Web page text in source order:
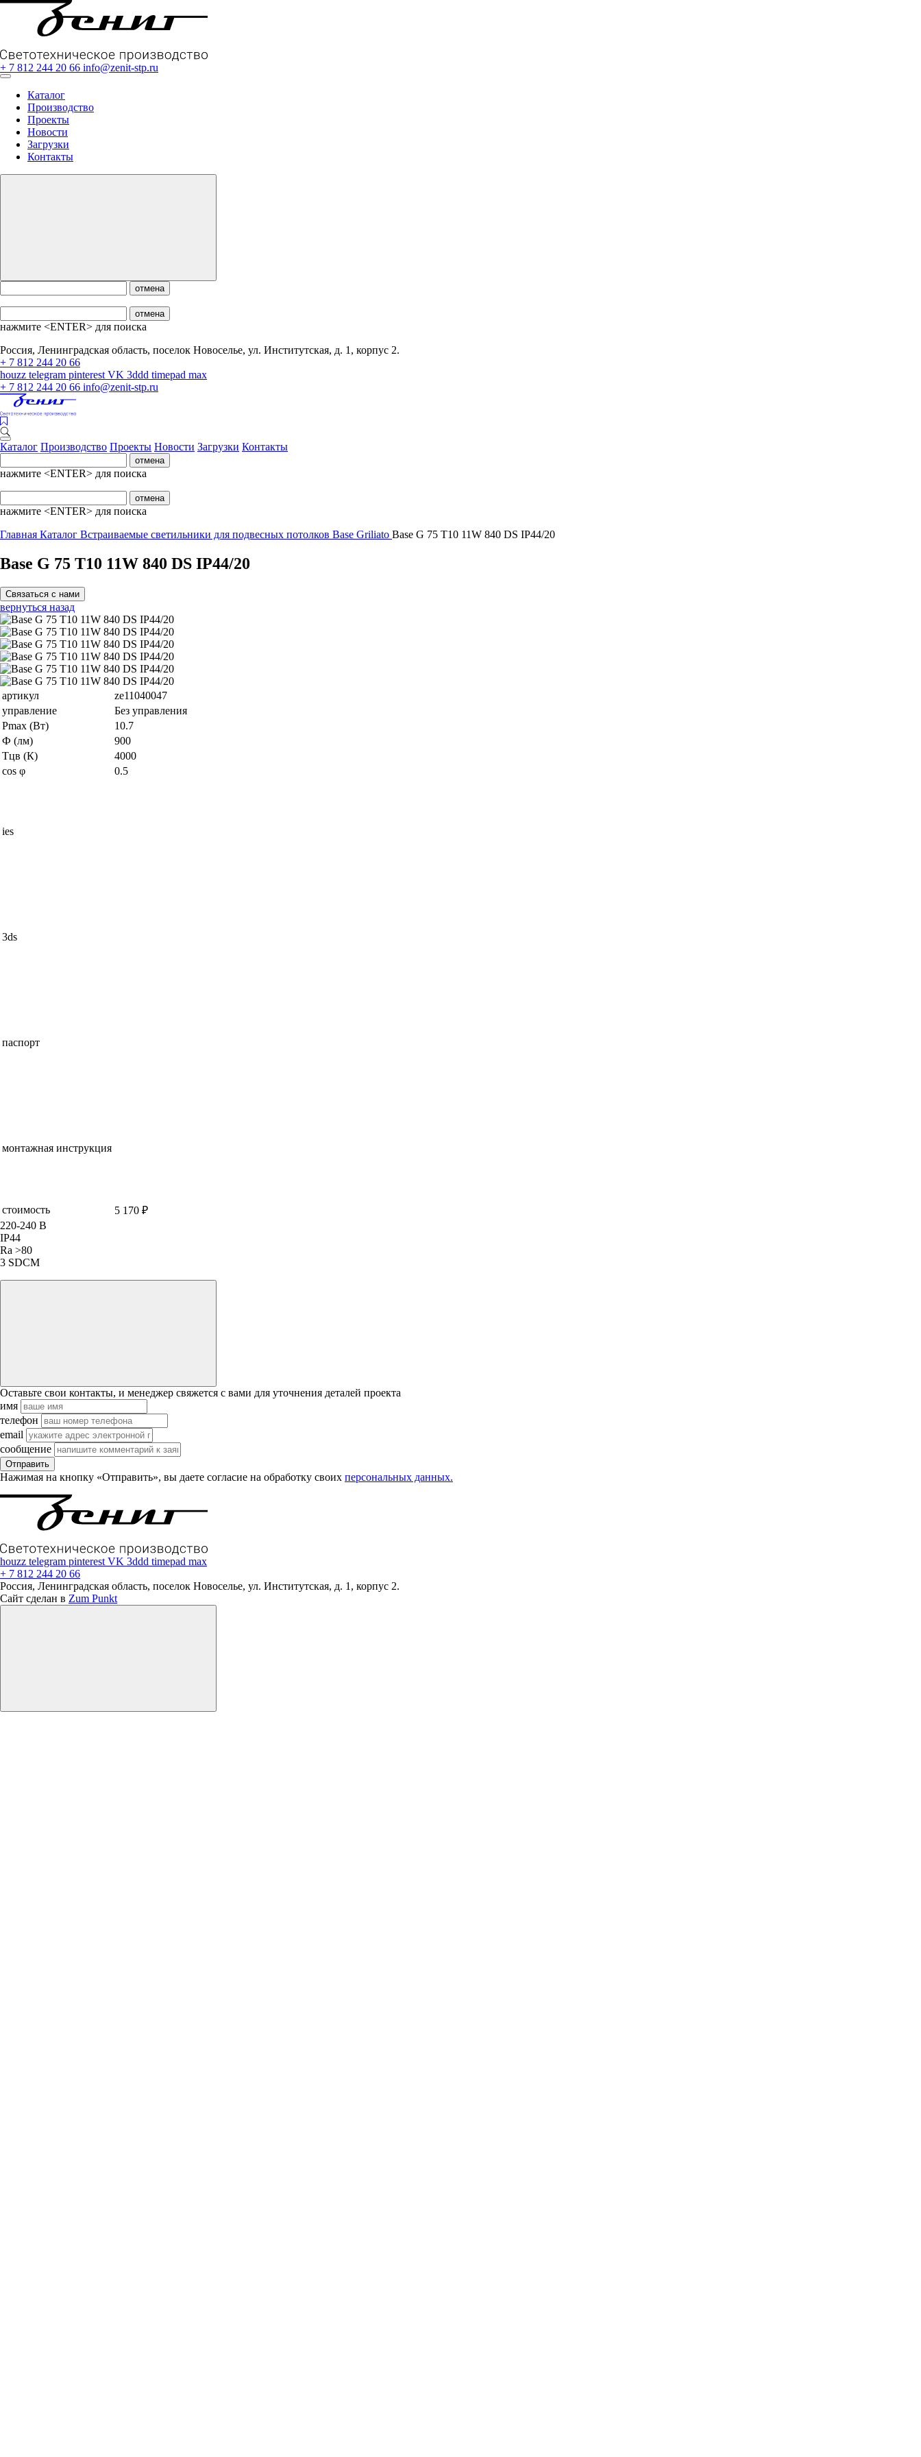
+ 7 812 244 20 66 info@zenit-stp.ru
Каталог
Производство
Проекты
Новости
Загрузки
Контакты
отмена
отмена
нажмите <ENTER> для поиска
Россия, Ленинградская область, поселок Новоселье, ул. Институтская, д. 1, корпус 2.
+ 7 812 244 20 66
houzz telegram pinterest VK 3ddd timepad max
+ 7 812 244 20 66 info@zenit-stp.ru
Каталог Производство Проекты Новости Загрузки Контакты
отмена
нажмите <ENTER> для поиска
отмена
нажмите <ENTER> для поиска
Главная Каталог Встраиваемые светильники для подвесных потолков Base Griliato Base G 75 T10 11W 840 DS IP44/20
Base G 75 T10 11W 840 DS IP44/20
Связаться с нами
вернуться назад
артикул
ze11040047
управление
Без управления
Pmax (Вт)
10.7
Ф (лм)
900
Тцв (К)
4000
cos φ
0.5
ies
3ds
паспорт
монтажная инструкция
стоимость
5 170 ₽
220-240 В
IP44
Ra >80
3 SDCM
Оставьте свои контакты, и менеджер свяжется с вами для уточнения деталей проекта
имя
телефон
email
сообщение
Отправить
Нажимая на кнопку «Отправить», вы даете согласие на обработку своих персональных данных.
houzz telegram pinterestVK 3ddd timepad max
+ 7 812 244 20 66
Россия, Ленинградская область, поселок Новоселье, ул. Институтская, д. 1, корпус 2.
Сайт сделан в Zum Punkt